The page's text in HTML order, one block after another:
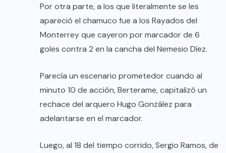
Por otra parte, a los que literalmente se les
apareció el chamuco fue a los Rayados del
Monterrey que cayeron por marcador de 6
goles contra 2 en la cancha del Nemesio Díez.
Parecía un escenario prometedor cuando al
minuto 10 de acción, Berterame, capitalizó un
rechace del arquero Hugo González para
adelantarse en el marcador.
Luego, al 18 del tiempo corrido, Sergio Ramos, de